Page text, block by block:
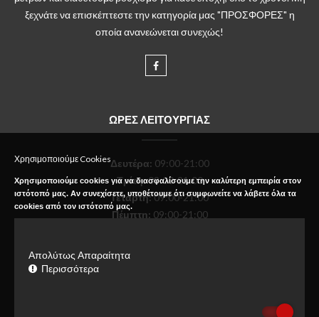
ξεχνάτε να επισκέπτεστε την κατηγορία μας "ΠΡΟΣΦΟΡΕΣ" η
οποία ανανεώνεται συνεχώς!
ΩΡΕΣ ΛΕΙΤΟΥΡΓΙΑΣ
Δευτέρα: 09:00-21:00
Τρίτη:09:00-21:00
Τετάρτη:09:00-21:00
Πέμπτη: 09:00-21:00
Χρησιμοποιούμε Cookies
Χρησιμοποιούμε cookies για να διασφαλίσουμε την καλύτερη εμπειρία στον
ιστότοπό μας. Αν συνεχίσετε, υποθέτουμε ότι συμφωνείτε να λάβετε όλα τα
cookies από τον ιστότοπό μας.
Απολύτως Απαραίτητα
Περισσότερα